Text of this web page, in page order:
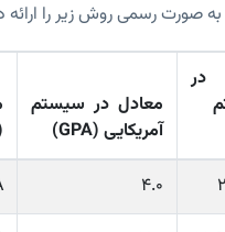
صورت رسمی روش زیر را
در
معادل در سیستم
آمریکایی (GPA)
۴.۰